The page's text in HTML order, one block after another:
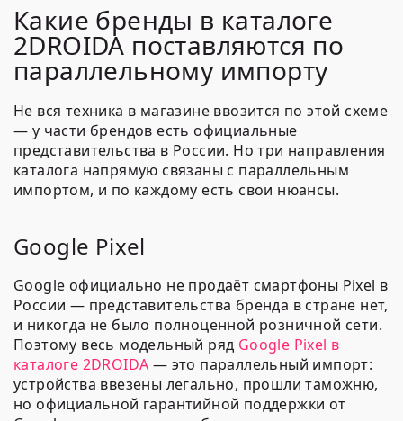
Какие бренды в каталоге
2DROIDA поставляются по
параллельному импорту
Не вся техника в магазине ввозится по этой схеме
— у части брендов есть официальные
представительства в России. Но три направления
каталога напрямую связаны с параллельным
импортом, и по каждому есть свои нюансы.
Google Pixel
Google официально не продаёт смартфоны Pixel в
России — представительства бренда в стране нет,
и никогда не было полноценной розничной сети.
Поэтому весь модельный ряд Google Pixel в
каталоге 2DROIDA — это параллельный импорт:
устройства ввезены легально, прошли таможню,
но официальной гарантийной поддержки от